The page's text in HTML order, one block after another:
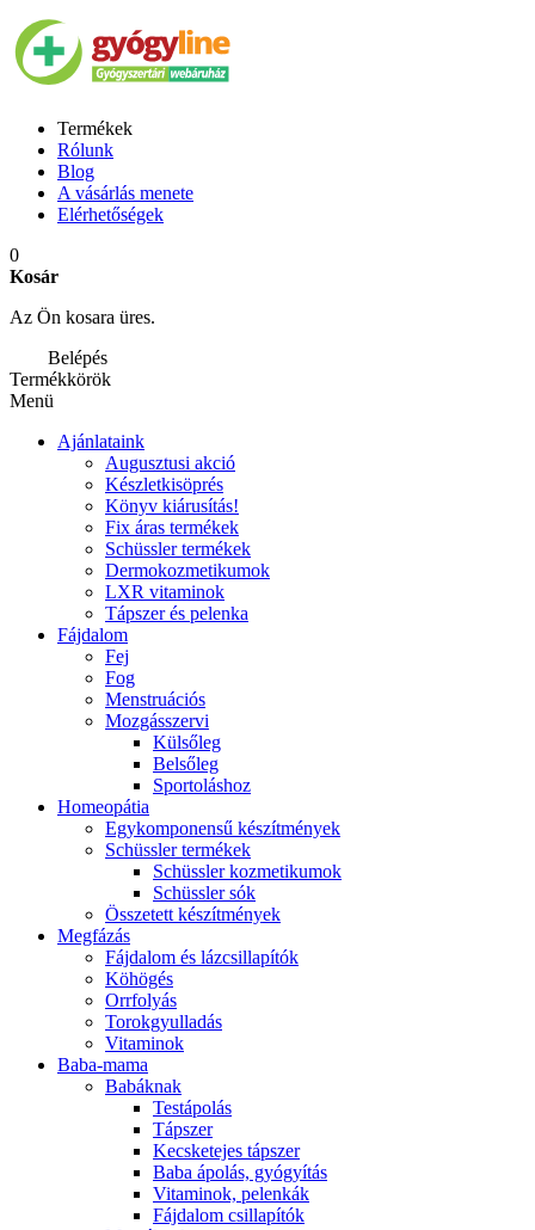
Termékek
Rólunk
Blog
A vásárlás menete
Elérhetőségek
0
Kosár
Az Ön kosara üres.
Belépés
Termékkörök
Menü
Ajánlataink
Augusztusi akció
Készletkisöprés
Könyv kiárusítás!
Fix áras termékek
Schüssler termékek
Dermokozmetikumok
LXR vitaminok
Tápszer és pelenka
Fájdalom
Fej
Fog
Menstruációs
Mozgásszervi
Külsőleg
Belsőleg
Sportoláshoz
Homeopátia
Egykomponensű készítmények
Schüssler termékek
Schüssler kozmetikumok
Schüssler sók
Összetett készítmények
Megfázás
Fájdalom és lázcsillapítók
Köhögés
Orrfolyás
Torokgyulladás
Vitaminok
Baba-mama
Babáknak
Testápolás
Tápszer
Kecsketejes tápszer
Baba ápolás, gyógyítás
Vitaminok, pelenkák
Fájdalom csillapítók